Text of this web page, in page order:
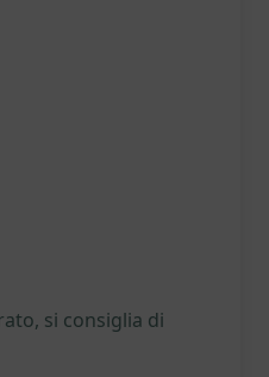
si consiglia di